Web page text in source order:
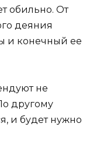
обильно. От
деяния
и конечный ее
не
другому
и будет нужно